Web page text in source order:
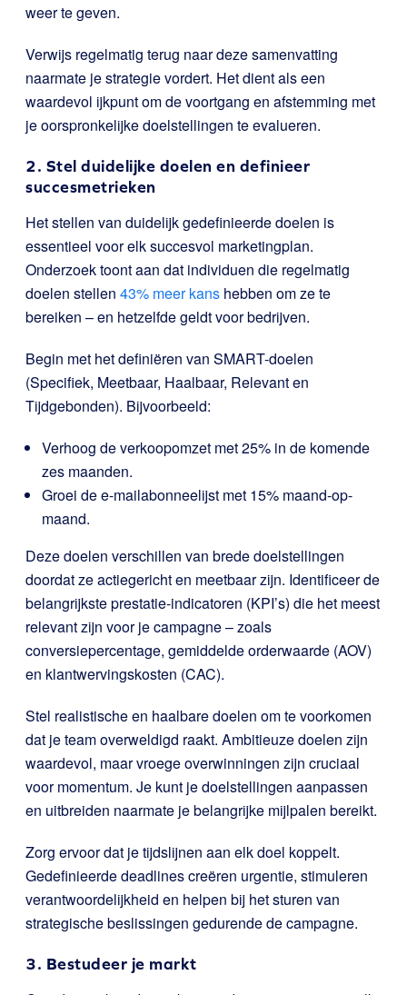
weer te geven.
Verwijs regelmatig terug naar deze samenvatting
naarmate je strategie vordert. Het dient als een
waardevol ijkpunt om de voortgang en afstemming met
je oorspronkelijke doelstellingen te evalueren.
2. Stel duidelijke doelen en definieer
succesmetrieken
Het stellen van duidelijk gedefinieerde doelen is
essentieel voor elk succesvol marketingplan.
Onderzoek toont aan dat individuen die regelmatig
doelen stellen 43% meer kans hebben om ze te
bereiken – en hetzelfde geldt voor bedrijven.
Begin met het definiëren van SMART-doelen
(Specifiek, Meetbaar, Haalbaar, Relevant en
Tijdgebonden). Bijvoorbeeld:
Verhoog de verkoopomzet met 25% in de komende
zes maanden.
Groei de e-mailabonneelijst met 15% maand-op-
maand.
Deze doelen verschillen van brede doelstellingen
doordat ze actiegericht en meetbaar zijn. Identificeer de
belangrijkste prestatie-indicatoren (KPI’s) die het meest
relevant zijn voor je campagne – zoals
conversiepercentage, gemiddelde orderwaarde (AOV)
en klantwervingskosten (CAC).
Stel realistische en haalbare doelen om te voorkomen
dat je team overweldigd raakt. Ambitieuze doelen zijn
waardevol, maar vroege overwinningen zijn cruciaal
voor momentum. Je kunt je doelstellingen aanpassen
en uitbreiden naarmate je belangrijke mijlpalen bereikt.
Zorg ervoor dat je tijdslijnen aan elk doel koppelt.
Gedefinieerde deadlines creëren urgentie, stimuleren
verantwoordelijkheid en helpen bij het sturen van
strategische beslissingen gedurende de campagne.
3. Bestudeer je markt